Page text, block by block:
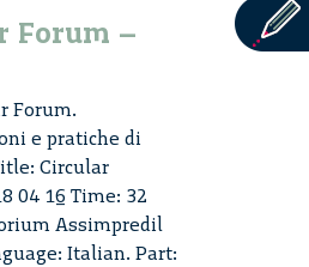
Forum –
Forum.
e pratiche di
Circular
04 16 Time: 32
Assimpredil
Italian. Part: